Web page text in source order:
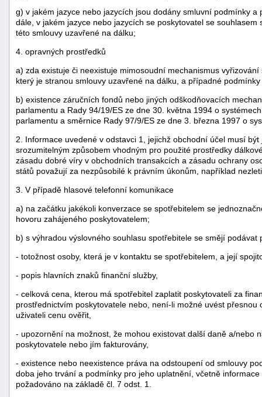
g) v jakém jazyce nebo jazycích jsou dodány smluvní podmínky
dále, v jakém jazyce nebo jazycích se poskytovatel se
této smlouvy uzavřené na dálku;
4. opravných prostředků
a) zda existuje či neexistuje mimosoudní mechanismus
který je stranou smlouvy uzavřené na dálku, a případné
b) existence záručních fondů nebo jiných odškodňovacích
parlamentu a Rady 94/19/ES ze dne 30. května 1994 o
parlamentu a směrnice Rady 97/9/ES ze dne 3. března 1997 o
2. Informace uvedené v odstavci 1, jejichž obchodní účel musí
srozumitelným způsobem vhodným pro použité prostředky
zásadu dobré víry v obchodních transakcích a zásadu ochrany
států považují za nezpůsobilé k právním úkonům, například
3. V případě hlasové telefonní komunikace
a) na začátku jakékoli konverzace se spotřebitelem se
hovoru zahájeného poskytovatelem;
b) s výhradou výslovného souhlasu spotřebitele se smějí podávat
- totožnost osoby, která je v kontaktu se spotřebitelem, a její
- popis hlavních znaků finanční služby,
- celková cena, kterou má spotřebitel zaplatit poskytovateli za
prostřednictvím poskytovatele nebo, není-li možné uvést
uživateli cenu ověřit,
- upozornění na možnost, že mohou existovat další daně a/nebo
poskytovatele nebo jím fakturovány,
- existence nebo neexistence práva na odstoupení od smlouvy
doba jeho trvání a podmínky pro jeho uplatnění, včetně
požadováno na základě čl. 7 odst. 1.